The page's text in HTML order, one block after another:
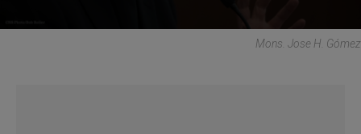
Mons. Jose H. Gómez